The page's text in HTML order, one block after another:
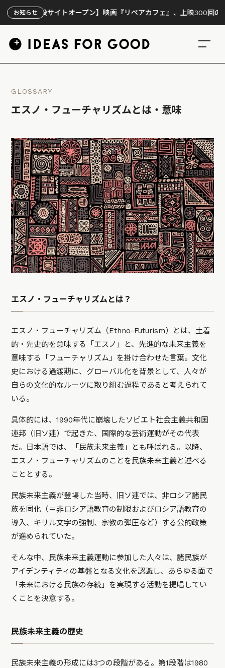
お知らせ
設サイトオープン】映画『リペアカフェ』、上映300回の先で見えて
GLOSSARY
エスノ・フューチャリズムとは・意味
エスノ・フューチャリズムとは？
エスノ・フューチャリズム（Ethno-Futurism）とは、土着
的・先史的を意味する「エスノ」と、先進的な未来主義を
意味する「フューチャリズム」を掛け合わせた言葉。文化
史における過渡期に、グローバル化を背景として、人々が
自らの文化的なルーツに取り組む過程であると考えられて
いる。
具体的には、1990年代に崩壊したソビエト社会主義共和国
連邦（旧ソ連）で起きた、国際的な芸術運動がその代表
だ。日本語では、「民族未来主義」とも呼ばれる。以降、
エスノ・フューチャリズムのことを民族未来主義と述べる
こととする。
民族未来主義が登場した当時、旧ソ連では、非ロシア諸民
族を同化（＝非ロシア語教育の制限およびロシア語教育の
導入、キリル文字の強制、宗教の弾圧など）する公的政策
が進められていた。
そんな中、民族未来主義運動に参加した人々は、諸民族が
アイデンティティの基盤となる文化を認識し、あらゆる面で
「未来における民族の存続」を実現する活動を提唱してい
くことを決意する。
民族未来主義の歴史
民族未来主義の形成には3つの段階がある。第1段階は1980